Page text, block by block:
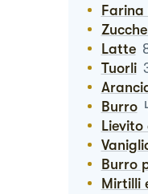
Latte
Tuorli
Burro